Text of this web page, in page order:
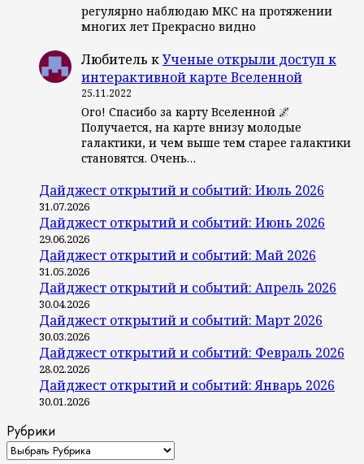
регулярно наблюдаю МКС на протяжении
многих лет Прекрасно видно
Любитель кУченые открыли доступ к
интерактивной карте Вселенной
25.11.2022
Ого! Спасибо за карту Вселенной 🌌
Получается, на карте внизу молодые
галактики, и чем выше тем старее галактики
становятся. Очень…
Дайджест открытий и событий: Июль 2026
31.07.2026
Дайджест открытий и событий: Июнь 2026
29.06.2026
Дайджест открытий и событий: Май 2026
31.05.2026
Дайджест открытий и событий: Апрель 2026
30.04.2026
Дайджест открытий и событий: Март 2026
30.03.2026
Дайджест открытий и событий: Февраль 2026
28.02.2026
Дайджест открытий и событий: Январь 2026
30.01.2026
Рубрики